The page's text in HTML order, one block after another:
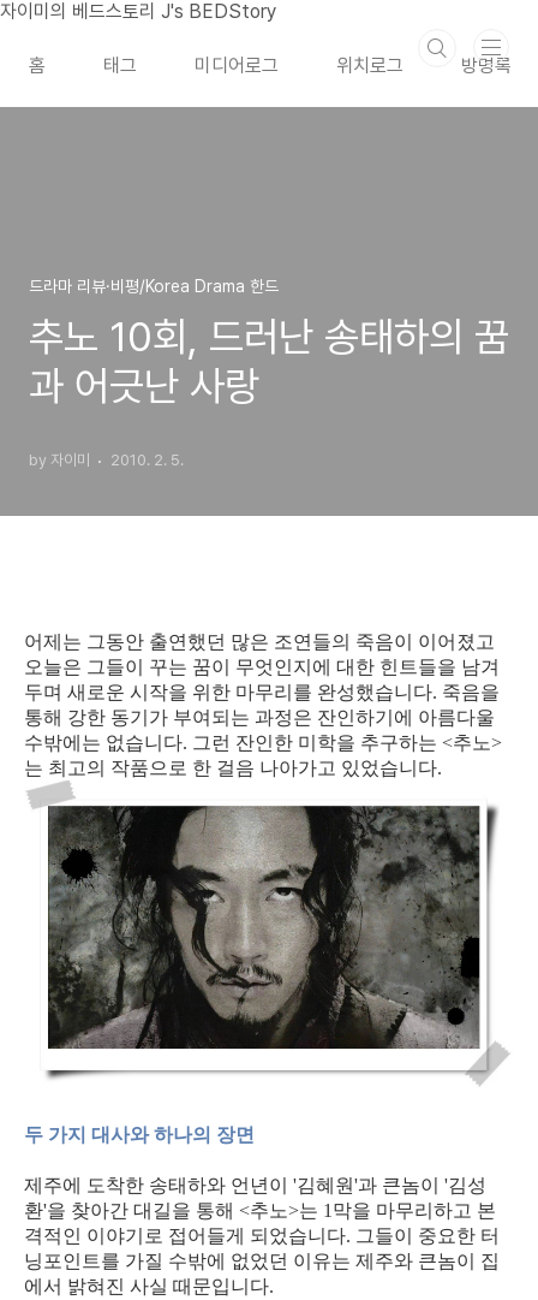
본문 바로가기
자이미의 베드스토리 J's BEDStory
홈 태그 미디어로그 위치로그 방명록
드라마 리뷰·비평/Korea Drama 한드
추노 10회, 드러난 송태하의 꿈
과 어긋난 사랑
by 자이미 2010. 2. 5.
어제는 그동안 출연했던 많은 조연들의 죽음이 이어졌고
오늘은 그들이 꾸는 꿈이 무엇인지에 대한 힌트들을 남겨
두며 새로운 시작을 위한 마무리를 완성했습니다. 죽음을
통해 강한 동기가 부여되는 과정은 잔인하기에 아름다울
수밖에는 없습니다. 그런 잔인한 미학을 추구하는 <추노>
는 최고의 작품으로 한 걸음 나아가고 있었습니다.
두 가지 대사와 하나의 장면
제주에 도착한 송태하와 언년이 '김혜원'과 큰놈이 '김성
환'을 찾아간 대길을 통해 <추노>는 1막을 마무리하고 본
격적인 이야기로 접어들게 되었습니다. 그들이 중요한 터
닝포인트를 가질 수밖에 없었던 이유는 제주와 큰놈이 집
에서 밝혀진 사실 때문입니다.